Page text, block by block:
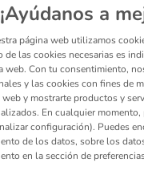
Amplia selección de
problemas urinarios,
Servir Hill's Prescription
regular. Si la salud del
comprendido los
¡Ayúdanos a
página web utilizamos
de las cookies necesarias es
web. Con tu consentimiento,
y las cookies con fines de
web y mostrarte productos y
En cualquier
configuración). Puedes
de los datos, sobre los
en la sección de